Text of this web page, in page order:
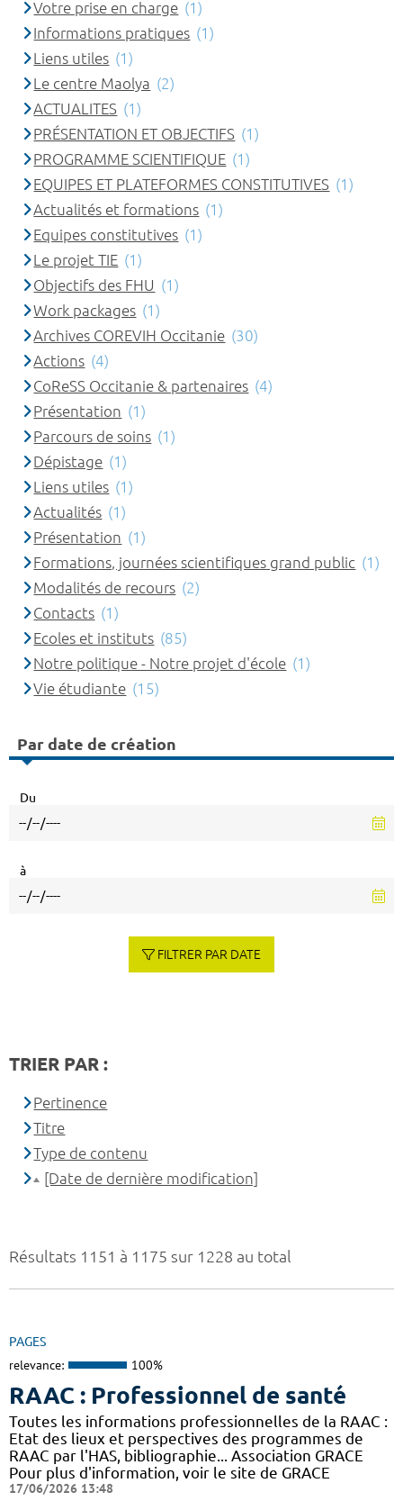
Résultats 1151 à 1175 sur 1228 au total
PAGES
relevance: 100%
RAAC : Professionnel de santé
Toutes les informations professionnelles de la RAAC :
Etat des lieux et perspectives des programmes de
RAAC par l'HAS, bibliographie... Association GRACE
Pour plus d'information, voir le site de GRACE
17/06/2026 13:48
Votre prise en charge (1)
Informations pratiques (1)
Liens utiles (1)
Le centre Maolya (2)
ACTUALITES (1)
PRÉSENTATION ET OBJECTIFS (1)
PROGRAMME SCIENTIFIQUE (1)
EQUIPES ET PLATEFORMES CONSTITUTIVES (1)
Actualités et formations (1)
Equipes constitutives (1)
Le projet TIE (1)
Objectifs des FHU (1)
Work packages (1)
Archives COREVIH Occitanie (30)
Actions (4)
CoReSS Occitanie & partenaires (4)
Présentation (1)
Parcours de soins (1)
Dépistage (1)
Liens utiles (1)
Actualités (1)
Présentation (1)
Formations, journées scientifiques grand public (1)
Modalités de recours (2)
Contacts (1)
Ecoles et instituts (85)
Notre politique - Notre projet d'école (1)
Vie étudiante (15)
Par date de création
Du
à
FILTRER PAR DATE
TRIER PAR :
Pertinence
Titre
Type de contenu
[Date de dernière modification]